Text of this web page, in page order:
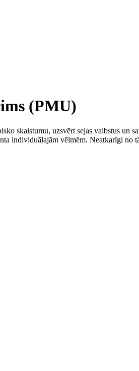
(PMU)
skaistumu, uzsvērt sejas vaibstus
individuālajām vēlmēm. Neatkarīgi no